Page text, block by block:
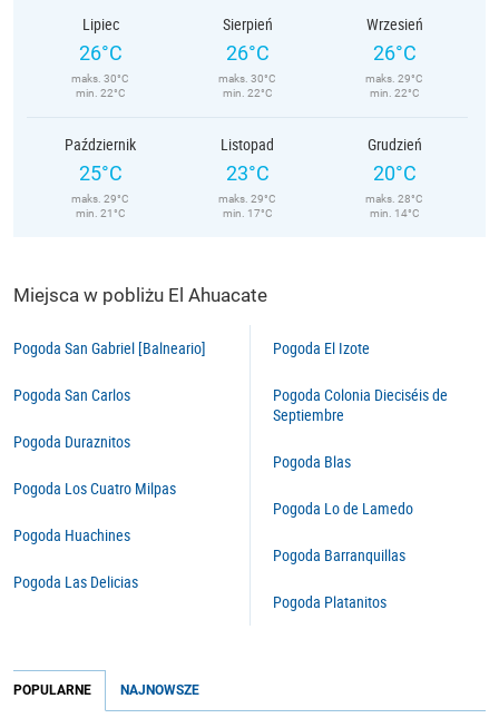
Lipiec
26°C
maks. 30°C
min. 22°C
Sierpień
26°C
maks. 30°C
min. 22°C
Wrzesień
26°C
maks. 29°C
min. 22°C
Październik
25°C
maks. 29°C
min. 21°C
Listopad
23°C
maks. 29°C
min. 17°C
Grudzień
20°C
maks. 28°C
min. 14°C
Miejsca w pobliżu El Ahuacate
Pogoda San Gabriel [Balneario]
Pogoda San Carlos
Pogoda Duraznitos
Pogoda Los Cuatro Milpas
Pogoda Huachines
Pogoda Las Delicias
Pogoda El Izote
Pogoda Colonia Dieciséis de
Septiembre
Pogoda Blas
Pogoda Lo de Lamedo
Pogoda Barranquillas
Pogoda Platanitos
POPULARNE NAJNOWSZE